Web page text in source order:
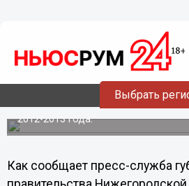
Выбрать
Более 350 тысяч детей
участие в новогодних
Нижегородской области
Министерство образования
подвело итоги занятости детей в
2012-2013 года.
Как сообщает пресс-служба